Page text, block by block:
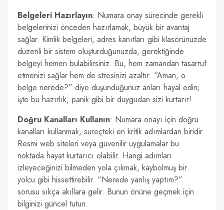
Belgeleri Hazırlayın: Numara onay sürecinde gerekli
belgelerinizi önceden hazırlamak, büyük bir avantaj
sağlar. Kimlik belgeleri, adres kanıtları gibi klasörünüzde
düzenli bir sistem oluşturduğunuzda, gerektiğinde
belgeyi hemen bulabilirsiniz. Bu, hem zamandan tasarruf
etmenizi sağlar hem de stresinizi azaltır. “Aman, o
belge nerede?” diye düşündüğünüz anları hayal edin;
işte bu hazırlık, panik gibi bir duygudan sizi kurtarır!
Doğru Kanalları Kullanın: Numara onayı için doğru
kanalları kullanmak, süreçteki en kritik adımlardan biridir.
Resmi web siteleri veya güvenilir uygulamalar bu
noktada hayat kurtarıcı olabilir. Hangi adımları
izleyeceğinizi bilmeden yola çıkmak, kaybolmuş bir
yolcu gibi hissettirebilir. “Nerede yanlış yaptım?”
sorusu sıkça akıllara gelir. Bunun önüne geçmek için
bilginizi güncel tutun.